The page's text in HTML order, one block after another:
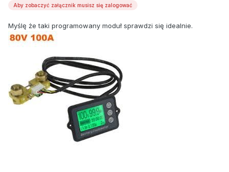
Aby zobaczyć załącznik musisz się zalogować
Myślę że taki programowany moduł sprawdzi się idealnie.